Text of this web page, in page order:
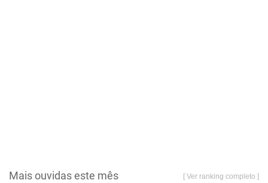
Mais ouvidas este mês [ Ver ranking completo ]